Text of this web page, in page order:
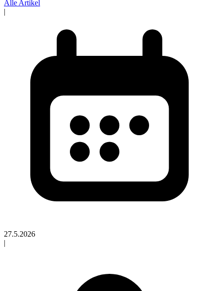
Alle Artikel
|
27.5.2026
|